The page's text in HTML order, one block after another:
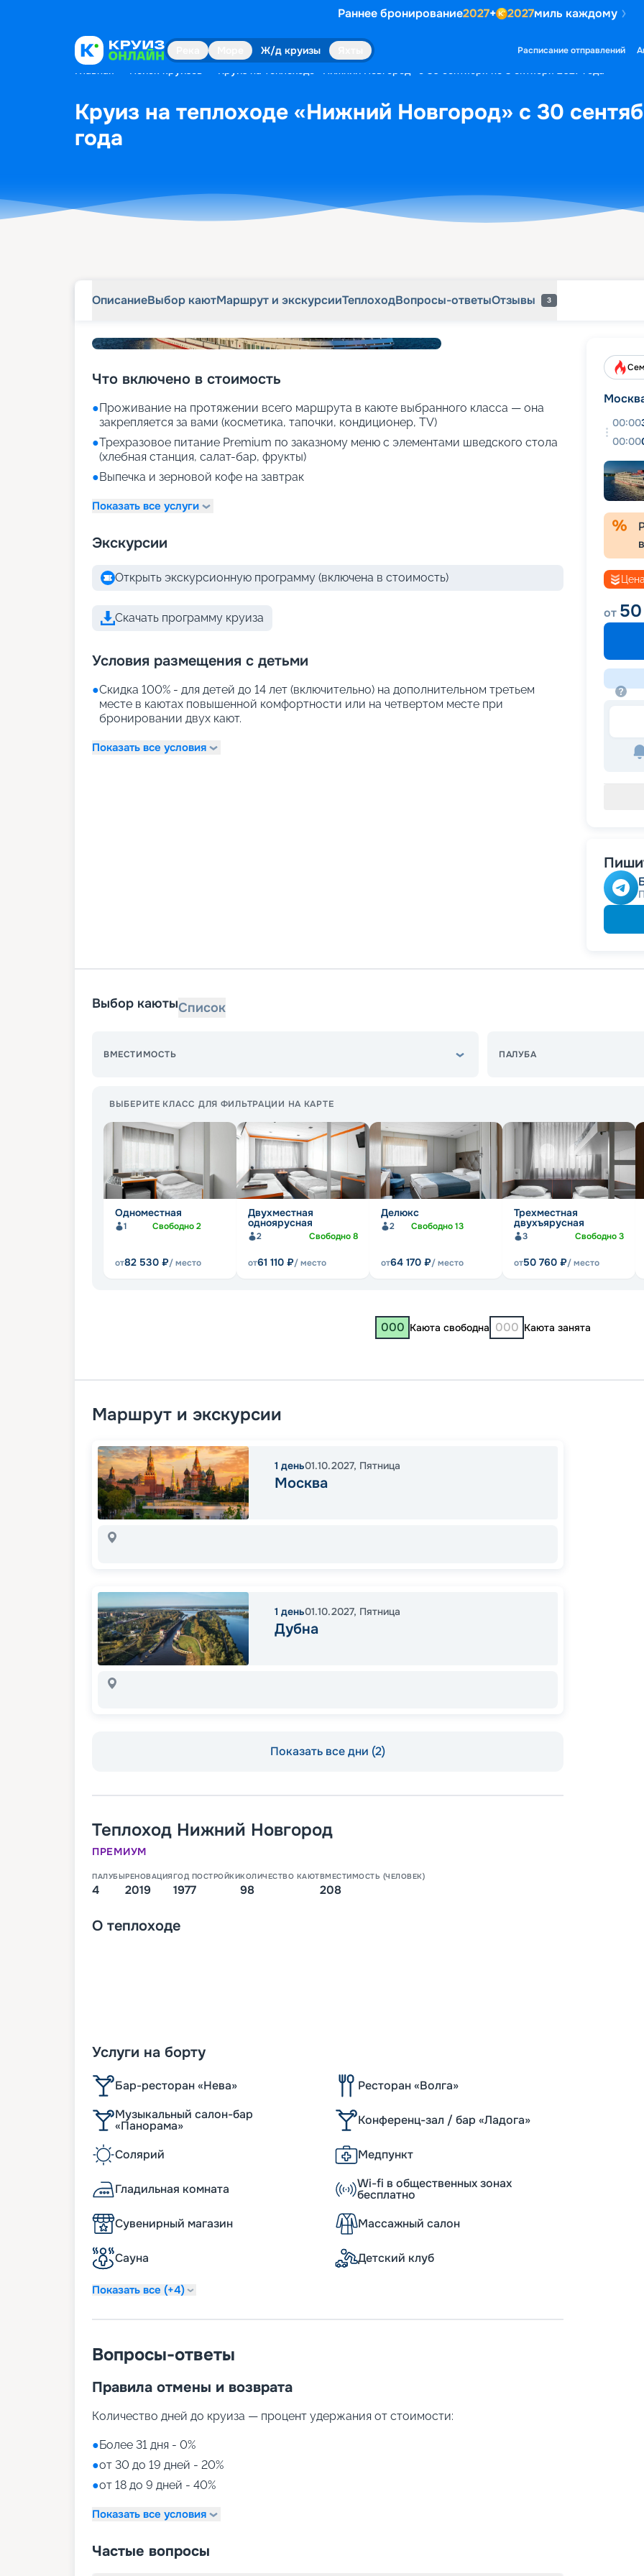
Раннее бронирование2027+ 2027миль каждому
Ж/д круизы Расписание отправлений
Главная Поиск круизов Круиз на теплоходе «Нижний Новгород» с 30 сентября по 3 октября 2027 года
Круиз на теплоходе «Нижний Новгород» с 30
года
ОписаниеВыбор каютМаршрут и экскурсииТеплоходВопросы-ответыОтзывы 3
Что включено в стоимость
●Проживание на протяжении всего маршрута в каюте выбранного класса — она
закрепляется за вами (косметика, тапочки, кондиционер, TV)
●Трехразовое питание Premium по заказному меню с элементами шведского стола
(хлебная станция, салат-бар, фрукты)
●Выпечка и зерновой кофе на завтрак
Показать все услуги
Экскурсии
Открыть экскурсионную программу (включена в стоимость)
Скачать программу круиза
Условия размещения с детьми
●Скидка 100% - для детей до 14 лет (включительно) на дополнительном третьем
месте в каютах повышенной комфортности или на четвертом месте при
бронировании двух кают.
Показать все условия
00:00
00:00
от
Выбор каютыСписок
ВМЕСТИМОСТЬ ПАЛУБА
ВЫБЕРИТЕ КЛАСС ДЛЯ ФИЛЬТРАЦИИ НА КАРТЕ
Одноместная
1 Свободно2
от82 530 ₽/ место
Двухместная
одноярусная
2 Свободно8
от61 110 ₽/ место
Делюкс
2 Свободно13
от64 170 ₽/ место
Трехместная
двухъярусная
3 Свободно3
от50 760 ₽/ место
000 Каюта свободна 000 Каюта занята
Маршрут и экскурсии
1 день01.10.2027, Пятница
Москва
1 день01.10.2027, Пятница
Дубна
Показать все дни (2)
Теплоход Нижний Новгород
ПРЕМИУМ
ПАЛУБЫ
4
РЕНОВАЦИЯ
2019
ГОД ПОСТРОЙКИ
1977
КОЛИЧЕСТВО КАЮТ
98
ВМЕСТИМОСТЬ (ЧЕЛОВЕК)
208
О теплоходе
Услуги на борту
Бар-ресторан «Нева»
Ресторан «Волга»
Музыкальный салон-бар
«Панорама» Конференц-зал / бар «Ладога»
Солярий Медпункт
Гладильная комната Wi-fi в общественных зонах
бесплатно
Сувенирный магазин
Массажный салон
Сауна Детский клуб
Показать все (+4)
Вопросы-ответы
Правила отмены и возврата
Количество дней до круиза — процент удержания от стоимости:
●Более 31 дня - 0%
●от 30 до 19 дней - 20%
●от 18 до 9 дней - 40%
Показать все условия
Частые вопросы